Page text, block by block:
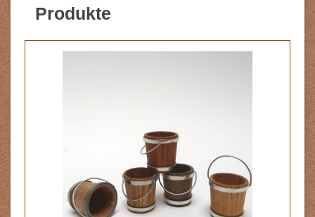
Produkte